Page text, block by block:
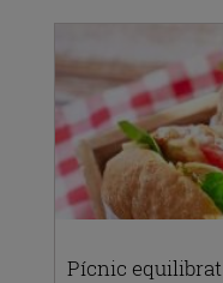
Pícnic equilibrat